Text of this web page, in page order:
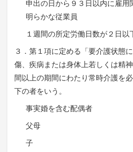
申出の日から９３日以内に雇用
明らかな従業員
１週間の所定労働日数が２日以
３．第１項に定める「要介護状態
傷、疾病または身体上若しくは精
間以上の期間にわたり常時介護を
下の者をいう。
事実婚を含む配偶者
父母
子